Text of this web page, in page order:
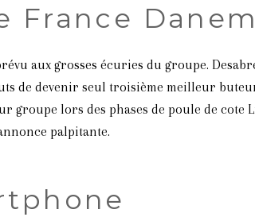
France
aux grosses écuries du groupe.
de devenir seul troisième meilleur
lors des phases de poule de cote
palpitante.